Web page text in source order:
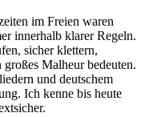
im Freien waren
innerhalb klarer Regeln.
sicher klettern,
Malheur bedeuten.
und deutschem
Ich kenne bis heute